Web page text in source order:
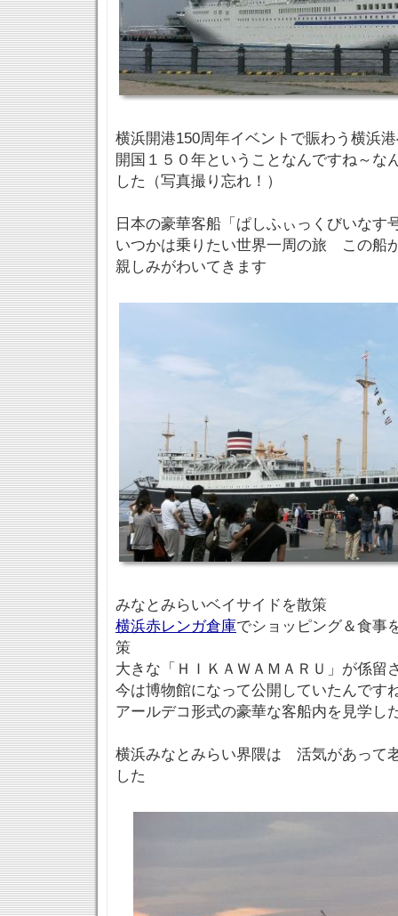
横浜開港150周年イベントで賑わう横浜
開国１５０年ということなんですね～な
した（写真撮り忘れ！）
日本の豪華客船「ぱしふぃっくびいなす
いつかは乗りたい世界一周の旅 この船
親しみがわいてきます
みなとみらいベイサイドを散策
横浜赤レンガ倉庫でショッピング＆食事
策
大きな「ＨＩＫＡＷＡＭＡＲＵ」が係留
今は博物館になって公開していたんです
アールデコ形式の豪華な客船内を見学し
横浜みなとみらい界隈は 活気があって
した